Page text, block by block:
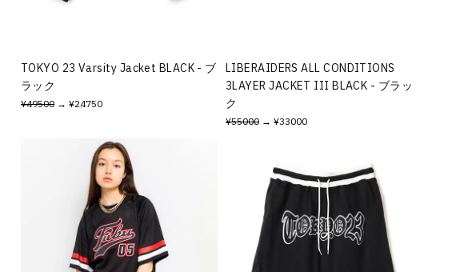
TOKYO 23 Varsity Jacket BLACK - ブ
ラック
¥49500 → ¥24750
LIBERAIDERS ALL CONDITIONS
3LAYER JACKET III BLACK - ブラッ
ク
¥55000 → ¥33000